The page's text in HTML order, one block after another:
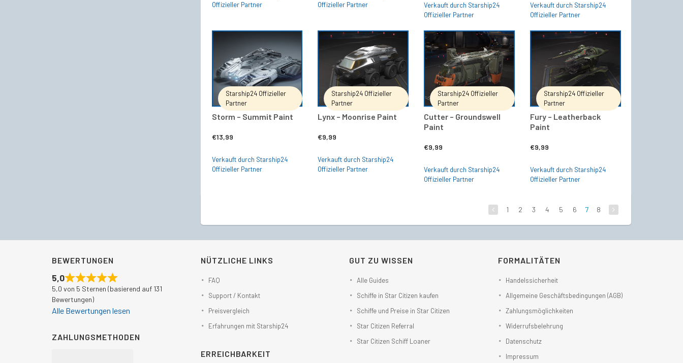
Offizieller Partner
Offizieller Partner
Verkauft durch Starship24
Offizieller Partner
Verkauft durch Starship24
Offizieller Partner
Starship24 Offizieller
Partner
Storm – Summit Paint
€13,99
Verkauft durch Starship24
Offizieller Partner
Starship24 Offizieller
Partner
Lynx – Moonrise Paint
€9,99
IN DEN WARENKORB
Verkauft durch Starship24
Offizieller Partner
Starship24 Offizieller
Partner
Cutter – Groundswell
Paint
€9,99
IN DEN WARENKORB
Verkauft durch Starship24
Offizieller Partner
Starship24 Offizieller
Partner
Fury – Leatherback
Paint
€9,99
Verkauft durch Starship24
Offizieller Partner
1 2 3 4 5 6 7 8
BEWERTUNGEN
5,0
5,0 von 5 Sternen (basierend auf 131
Bewertungen)
Alle Bewertungen lesen
ZAHLUNGSMETHODEN
NÜTZLICHE LINKS
FAQ
Support / Kontakt
Preisvergleich
Erfahrungen mit Starship24
ERREICHBARKEIT
GUT ZU WISSEN
Alle Guides
Schiffe in Star Citizen kaufen
Schiffe und Preise in Star Citizen
Star Citizen Referral
Star Citizen Schiff Loaner
FORMALITÄTEN
Handelssicherheit
Allgemeine Geschäftsbedingungen (AGB)
Zahlungsmöglichkeiten
Widerrufsbelehrung
Datenschutz
Impressum